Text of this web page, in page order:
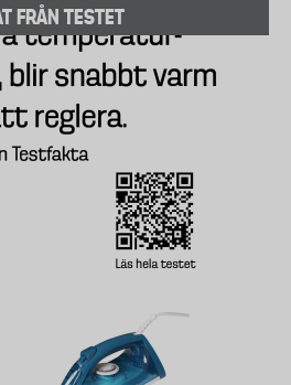
FRÅN TESTET